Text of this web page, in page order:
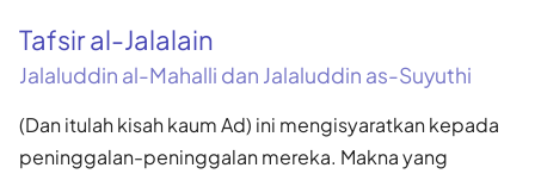
Tafsir al-Jalalain
Jalaluddin al-Mahalli dan Jalaluddin as-Suyuthi
(Dan itulah kisah kaum Ad) ini mengisyaratkan kepada
peninggalan-peninggalan mereka. Makna yang